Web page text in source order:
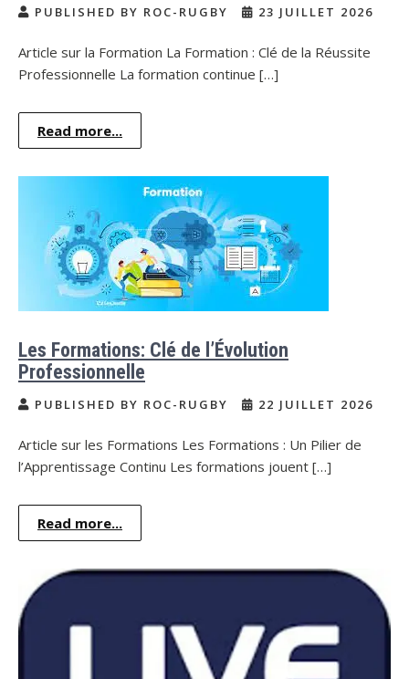
PUBLISHED BY ROC-RUGBY 23 JUILLET 2026
Article sur la Formation La Formation : Clé de la Réussite
Professionnelle La formation continue […]
Read more...
Les Formations: Clé de l’Évolution
Professionnelle
PUBLISHED BY ROC-RUGBY 22 JUILLET 2026
Article sur les Formations Les Formations : Un Pilier de
l’Apprentissage Continu Les formations jouent […]
Read more...